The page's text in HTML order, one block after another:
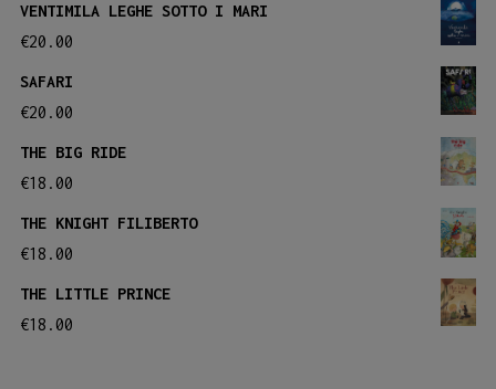
VENTIMILA LEGHE SOTTO I MARI
€20.00
SAFARI
€20.00
THE BIG RIDE
€18.00
THE KNIGHT FILIBERTO
€18.00
THE LITTLE PRINCE
€18.00